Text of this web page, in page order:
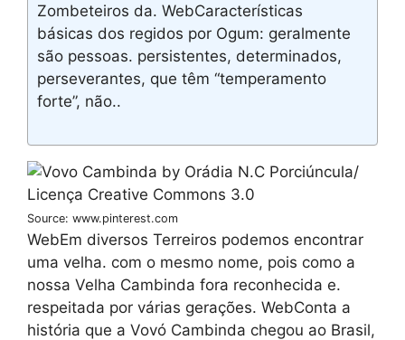
Zombeteiros da. WebCaracterísticas
básicas dos regidos por Ogum: geralmente
são pessoas. persistentes, determinados,
perseverantes, que têm “temperamento
forte”, não..
Source: www.pinterest.com
WebEm diversos Terreiros podemos encontrar
uma velha. com o mesmo nome, pois como a
nossa Velha Cambinda fora reconhecida e.
respeitada por várias gerações. WebConta a
história que a Vovó Cambinda chegou ao Brasil,